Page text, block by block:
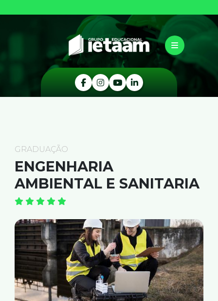
GRADUAÇÃO
ENGENHARIA
AMBIENTAL E SANITARIA